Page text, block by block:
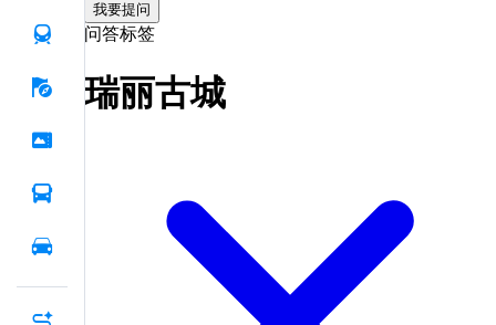
我要提问
问答标签
瑞丽古城